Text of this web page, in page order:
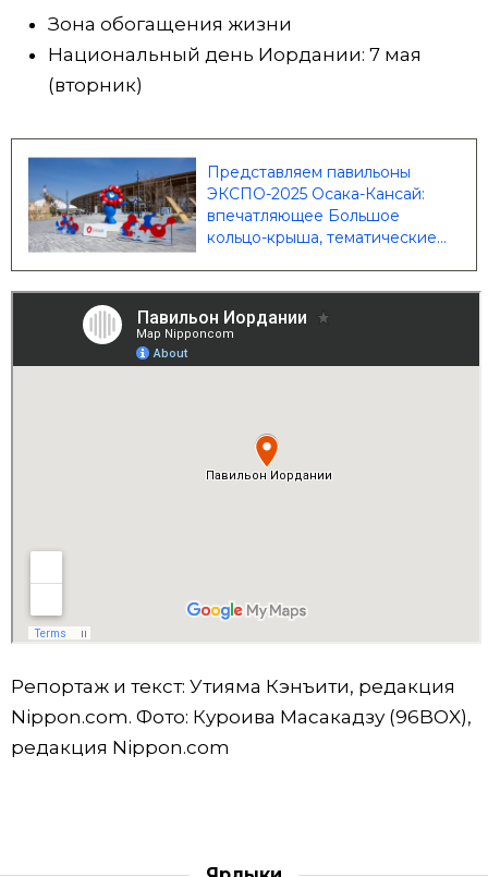
Зона обогащения жизни
Национальный день Иордании: 7 мая
(вторник)
Представляем павильоны
ЭКСПО-2025 Осака-Кансай:
впечатляющее Большое
кольцо-крыша, тематические
Nippon.com
Репортаж и текст: Утияма Кэнъити, редакция
Nippon.com. Фото: Куроива Масакадзу (96BOX),
редакция Nippon.com